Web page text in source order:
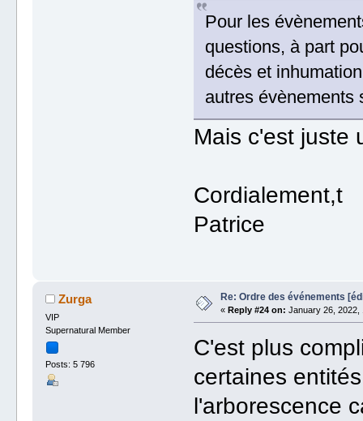
Pour les
questions, à part
décès et
autres évènements
Mais c'est juste
Cordialement,t
Patrice
Zurga
VIP
Supernatural Member
Posts: 5 796
Re: Ordre des événements
« Reply #24 on: January 26, 2022,
C'est plus
certaines
l'arborescence